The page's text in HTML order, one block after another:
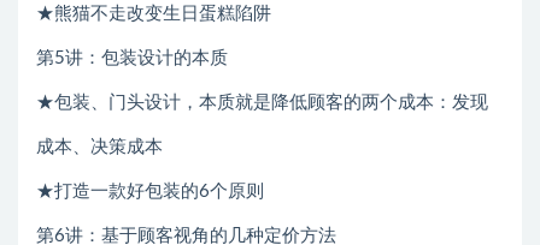
★熊猫不走改变生日蛋糕陷阱
第5讲：包装设计的本质
★包装、门头设计，本质就是降低顾客的两个成本：发现
成本、决策成本
★打造一款好包装的6个原则
第6讲：基于顾客视角的几种定价方法